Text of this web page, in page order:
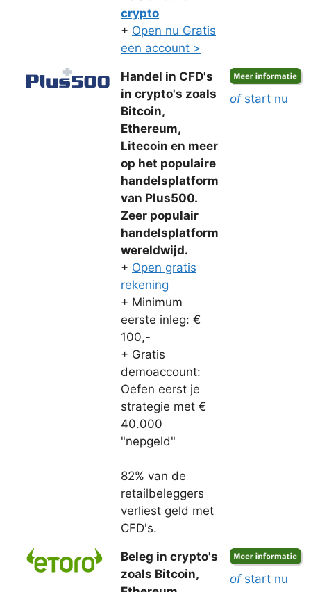
crypto
+ Open nu Gratis
een account >
Handel in CFD's
in crypto's zoals
Bitcoin,
Ethereum,
Litecoin en meer
op het populaire
handelsplatform
van Plus500.
Zeer populair
handelsplatform
wereldwijd.
+ Open gratis
rekening
+ Minimum
eerste inleg: €
100,-
+ Gratis
demoaccount:
Oefen eerst je
strategie met €
40.000
"nepgeld"
82% van de
retailbeleggers
verliest geld met
CFD's.
ofstart nu
Beleg in crypto's
zoals Bitcoin,
ofstart nu